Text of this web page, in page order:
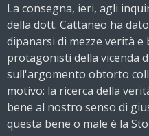
La consegna, ieri, agli
della dott. Cattaneo ha
dipanarsi di mezze verità
protagonisti della vicenda
sull'argomento obtorto
motivo: la ricerca della
bene al nostro senso di
questa bene o male è la